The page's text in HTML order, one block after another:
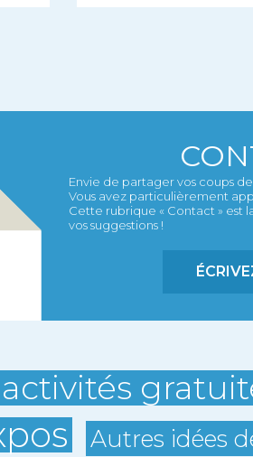
Envie de partager vos coups
Vous avez particulièrement
Cette rubrique « Contact » est
vos suggestions !
Autres idées